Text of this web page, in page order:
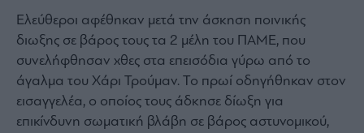
Πολιτισμός
Κοινωνία
Law
Bloomberg
Financial
Times
Ελεύθεροι αφέθηκαν μετά την άσκηση ποινικής
διωξης σε βάρος τους τα 2 μέλη του ΠΑΜΕ, που
συνελήφθησαν χθες στα επεισόδια γύρω από το
άγαλμα του Χάρι Τρούμαν. Το πρωί οδηγήθηκαν στον
εισαγγελέα, ο οποίος τους άδκησε δίωξη για
επικίνδυνη σωματική βλάβη σε βάρος αστυνομικού,